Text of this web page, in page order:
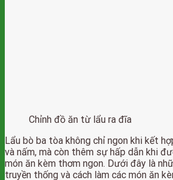
Chỉnh đồ ăn từ lẩu ra đĩa
Lẩu bò ba tòa không chỉ ngon khi kết
và nấm, mà còn thêm sự hấp dẫn khi
món ăn kèm thơm ngon. Dưới đây là
truyền thống và cách làm các món ăn